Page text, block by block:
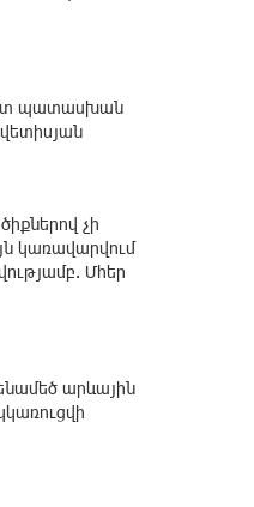
պատասխան
չի
կառավարվում
Մհեր
արևային